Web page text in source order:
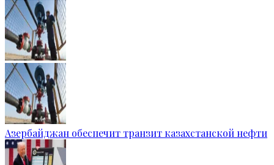
Азербайджан обеспечит транзит казахстанской нефти